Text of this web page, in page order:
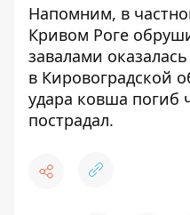
Напомним, в
Кривом Роге
завалами
в Кировоградской
удара ковша погиб
пострадал.